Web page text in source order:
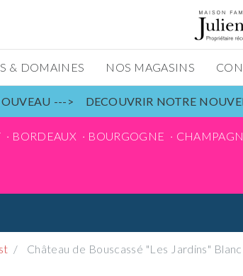
& DOMAINES NOS MAGASINS
---> DECOUVRIR NOTRE
BORDEAUX BOURGOGNE
Château de Bouscassé "Les Jardins" Blanc